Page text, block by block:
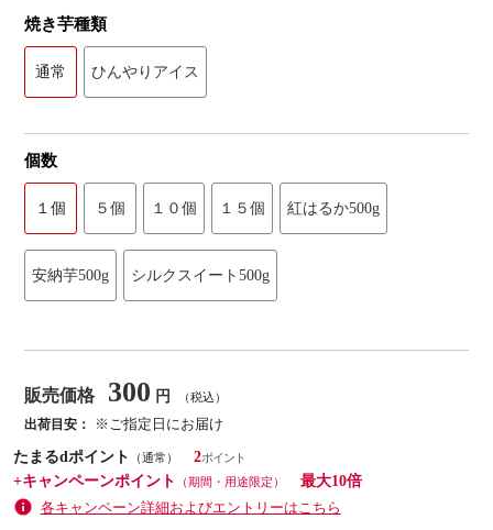
焼き芋種類
通常 ひんやりアイス
個数
１個 ５個 １０個 １５個 紅はるか500g
安納芋500g シルクスイート500g
販売価格 300 円 （税込）
出荷目安：
※ご指定日にお届け
たまるdポイント
（通常）
2
+キャンペーンポイント
（期間・用途限定）
最大10倍
各キャンペーン詳細およびエントリーはこちら